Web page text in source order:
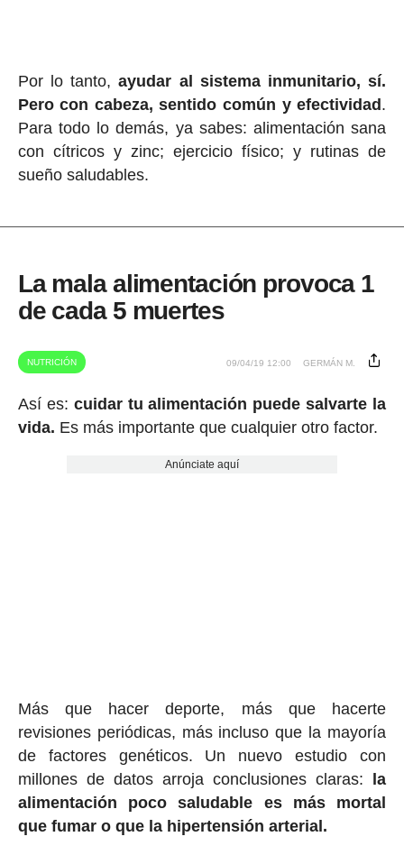
Por lo tanto,ayudar al sistema inmunitario, sí.
Pero con cabeza, sentido común y efectividad .
Para todo lo demás, ya sabes: alimentación sana
con cítricos y zinc; ejercicio físico; y rutinas de
sueño saludables.
La mala alimentación provoca 1
de cada 5 muertes
NUTRICIÓN 09/04/19 12:00 GERMÁN M.
Así es: cuidar tu alimentación puede salvarte la
vida. Es más importante que cualquier otro factor.
Anúnciate aquí
Más que hacer deporte, más que hacerte
revisiones periódicas, más incluso que la mayoría
de factores genéticos. Un nuevo estudio con
millones de datos arroja conclusiones claras:
la
alimentación poco saludable es más mortal
que fumar o que la hipertensión arterial.